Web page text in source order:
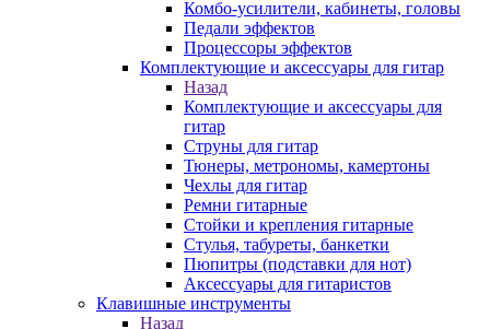
Комбо-усилители, кабинеты, головы
Педали эффектов
Процессоры эффектов
Комплектующие и аксессуары для гитар
Назад
Комплектующие и аксессуары для
гитар
Струны для гитар
Тюнеры, метрономы, камертоны
Чехлы для гитар
Ремни гитарные
Стойки и крепления гитарные
Стулья, табуреты, банкетки
Пюпитры (подставки для нот)
Аксессуары для гитаристов
Клавишные инструменты
Назад